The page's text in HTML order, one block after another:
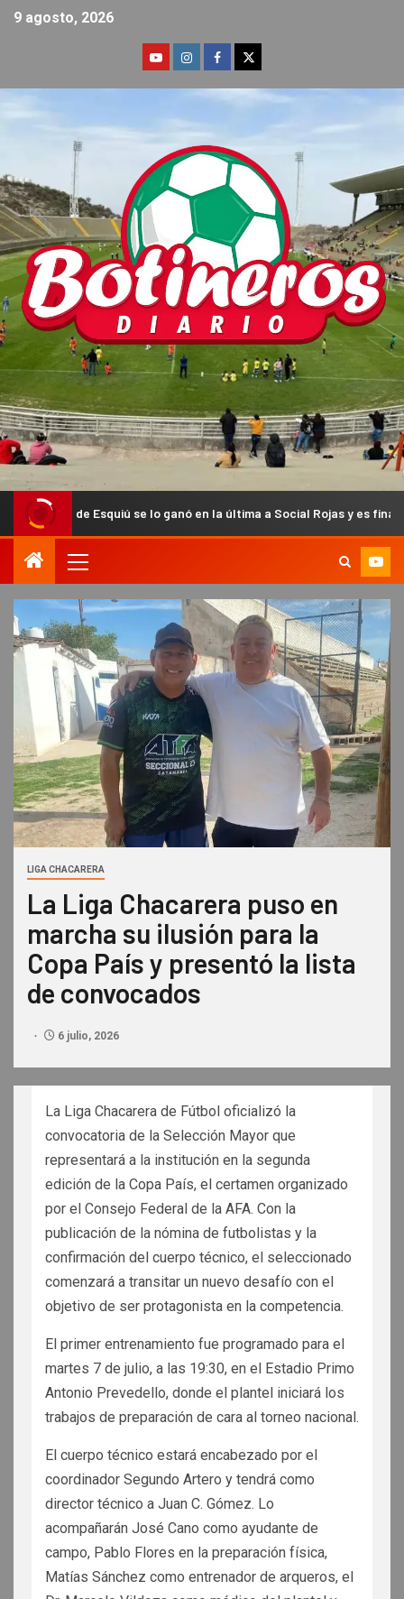
9 agosto, 2026
se lo ganó en la última a Social Rojas y es finalista del Anual
LIGA CHACARERA
La Liga Chacarera puso en
marcha su ilusión para la
Copa País y presentó la lista
de convocados
6 julio, 2026
La Liga Chacarera de Fútbol oficializó la
convocatoria de la Selección Mayor que
representará a la institución en la segunda
edición de la Copa País, el certamen organizado
por el Consejo Federal de la AFA. Con la
publicación de la nómina de futbolistas y la
confirmación del cuerpo técnico, el seleccionado
comenzará a transitar un nuevo desafío con el
objetivo de ser protagonista en la competencia.
El primer entrenamiento fue programado para el
martes 7 de julio, a las 19:30, en el Estadio Primo
Antonio Prevedello, donde el plantel iniciará los
trabajos de preparación de cara al torneo nacional.
El cuerpo técnico estará encabezado por el
coordinador Segundo Artero y tendrá como
director técnico a Juan C. Gómez. Lo
acompañarán José Cano como ayudante de
campo, Pablo Flores en la preparación física,
Matías Sánchez como entrenador de arqueros, el